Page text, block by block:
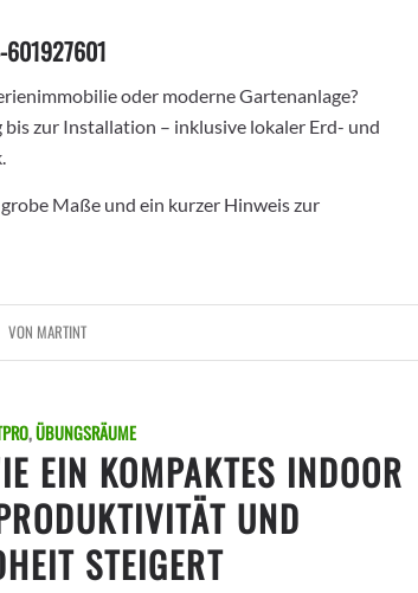
601927601
oder moderne Gartenanlage?
zur Installation – inklusive lokaler Erd- und
Maße und ein kurzer Hinweis zur
VONMARTINT
,ÜBUNGSRÄUME
EIN KOMPAKTES INDOOR
UND
STEIGERT